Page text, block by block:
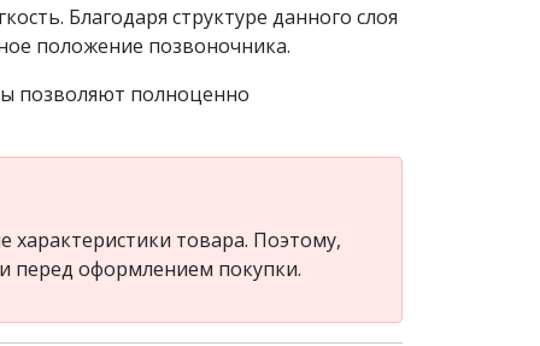
Благодаря структуре данного слоя
положение позвоночника.
позволяют полноценно
товара. Поэтому,
перед оформлением покупки.